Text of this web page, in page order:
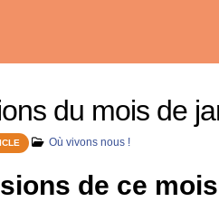
du mois de
Où vivons nous !
de ce